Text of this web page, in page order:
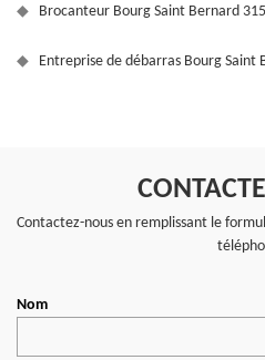
Brocanteur Bourg Saint Bernard
Entreprise de débarras Bourg Saint
Contactez-nous en remplissant le
Nom